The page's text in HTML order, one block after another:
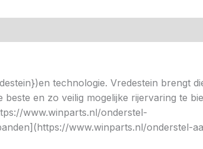
technologie. Vredestein brengt
en zo veilig mogelijke rijervaring te
www.winparts.nl/onderstel-
www.winparts.nl/onderstel-